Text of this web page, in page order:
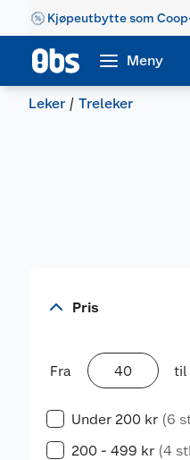
Kjøpeutbytte som
Meny
Leker Treleker
Pris
Fra til
Under 200 kr (6
200 - 499 kr (4